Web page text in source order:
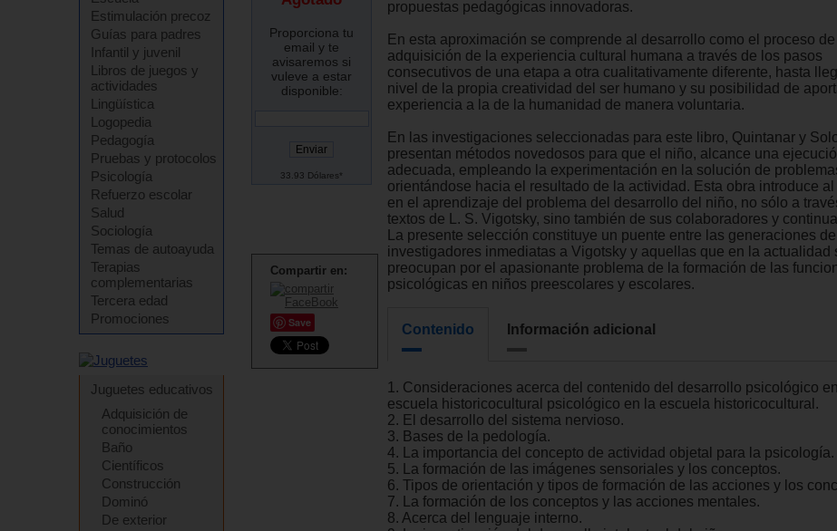
Estimulación precoz
Guías para padres
Infantil y juvenil
Libros de juegos y
actividades
Lingüística
Logopedia
Pedagogía
Pruebas y protocolos
Psicología
Refuerzo escolar
Salud
Sociología
Temas de autoayuda
Terapias
complementarias
Tercera edad
Promociones
Juguetes educativos
Adquisición de
conocimientos
Baño
Científicos
Construcción
Dominó
De exterior
Proporciona tu
email y te
avisaremos si
vuleve a estar
disponible:
33.93 Dólares*
Compartir en:
Save
propuestas pedagógicas innovadoras.
En esta aproximación se comprende al desarrollo como el proceso de
adquisición de la experiencia cultural humana a través de los pasos
consecutivos de una etapa a otra cualitativamente diferente, hasta
nivel de la propia creatividad del ser humano y su posibilidad de
experiencia a la de la humanidad de manera voluntaria.
En las investigaciones seleccionadas para este libro, Quintanar y
presentan métodos novedosos para que el niño, alcance una
adecuada, empleando la experimentación en la solución de
orientándose hacia el resultado de la actividad. Esta obra introduce
en el aprendizaje del problema del desarrollo del niño, no sólo a
textos de L. S. Vigotsky, sino también de sus colaboradores y
La presente selección constituye un puente entre las generaciones de
investigadores inmediatas a Vigotsky y aquellas que en la actualidad
preocupan por el apasionante problema de la formación de las
psicológicas en niños preescolares y escolares.
Contenido Información adicional
1. Consideraciones acerca del contenido del desarrollo psicológico
escuela historicocultural psicológico en la escuela historicocultural.
2. El desarrollo del sistema nervioso.
3. Bases de la pedología.
4. La importancia del concepto de actividad objetal para la psicología.
5. La formación de las imágenes sensoriales y los conceptos.
6. Tipos de orientación y tipos de formación de las acciones y los
7. La formación de los conceptos y las acciones mentales.
8. Acerca del lenguaje interno.